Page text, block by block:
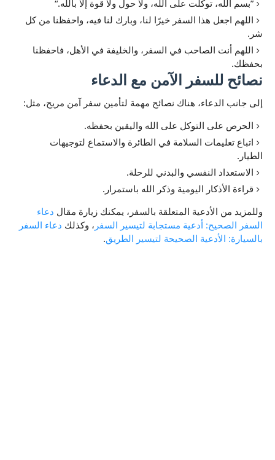
بسم الله، توكلت على الله، ولا حول ولا قوة إلا بالله.
اللهم اجعل هذا السفر خيرًا لنا، وبارك لنا فيه، واحفظنا من كل
شر.
اللهم أنت الصاحب في السفر، والخليفة في الأهل، فاحفظنا
بحفظك.
نصائح للسفر الآمن مع الدعاء
إلى جانب الدعاء، هناك نصائح مهمة لتأمين سفر آمن مريح، مثل:
الحرص على التوكل على الله واليقين بحفظه.
اتباع تعليمات السلامة في الطائرة والاستماع لتوجيهات
الطيار.
الاستعداد النفسي والبدني للرحلة.
قراءة الأذكار اليومية وذكر الله باستمرار.
وللمزيد من الأدعية المتعلقة بالسفر، يمكنك زيارة مقال دعاء
السفر الصحيح: أدعية مستجابة لتيسير السفر ، وكذلك دعاء السفر
بالسيارة: الأدعية الصحيحة لتيسير الطريق.